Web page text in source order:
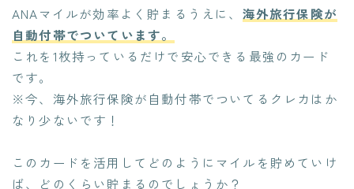
ANAマイルが効率よく貯まるうえに、 海外旅行保険が
自動付帯でついています。
これを1枚持っているだけで安心できる最強のカード
です。
※今、海外旅行保険が自動付帯でついてるクレカはか
なり少ないです！
このカードを活用してどのようにマイルを貯めていけ
ば、どのくらい貯まるのでしょうか？